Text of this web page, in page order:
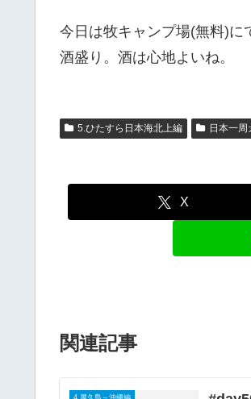
今日は牧キャンプ場(無料)に
酒盛り。酒は心地よいね。
5.ひたすら日本海北上編 日本一周
X
関連記事